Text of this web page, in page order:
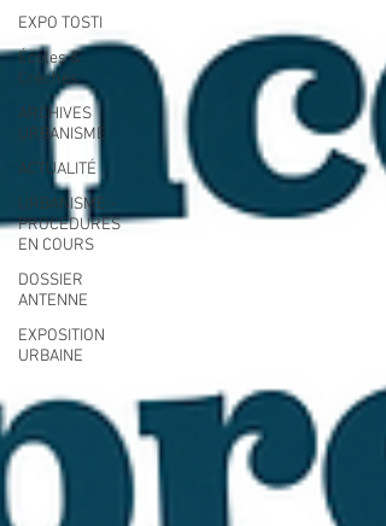
EXPO TOSTI
Écoles &
Crèches
ARCHIVES
URBANISME
ACTUALITÉ
URBANISME -
PROCEDURES
EN COURS
DOSSIER
ANTENNE
EXPOSITION
URBAINE